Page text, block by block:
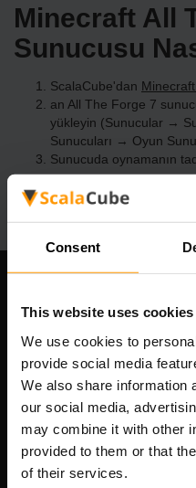
Consent
This website uses cookies
We use cookies to
provide social media
We also share information
our social media,
may combine it with other
provided to them or that
of their services.
Minecraft All
Sunucusu
ScalaCube'dan
an All The Forge 7
yükleyin (Sunucular →
Sunucuları → Oyun
Sunucuda oynamanın
Scalable Hosting Solutions
Tescil kodu: 14652605
KDV numarası:
Adres: Harju maakond,
Vesivärava tn 50-201,